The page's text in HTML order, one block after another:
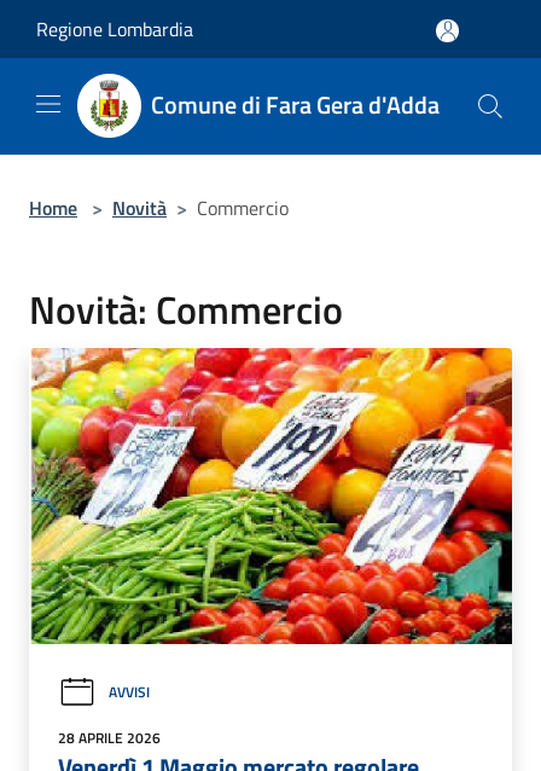
Regione Lombardia
Comune di Fara Gera d'Adda
Home > Novità > Commercio
Novità: Commercio
AVVISI
28 APRILE 2026